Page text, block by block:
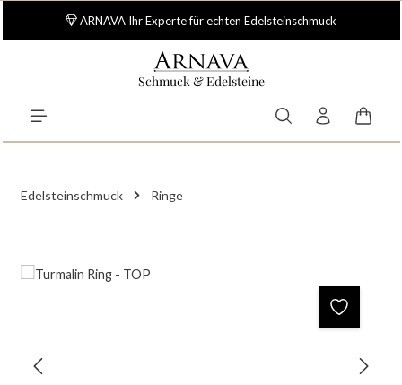
Zum Hauptinhalt springen
ARNAVA Ihr Experte für echten Edelsteinschmuck
Schmuck & Edelsteine
Edelsteinschmuck Ringe
Bildergalerie überspringen